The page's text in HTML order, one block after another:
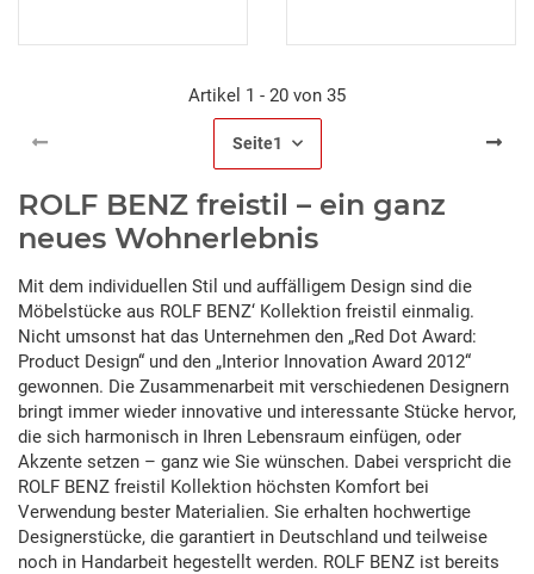
Artikel 1 - 20 von 35
Seite1
ROLF BENZ freistil – ein ganz
neues Wohnerlebnis
Mit dem individuellen Stil und auffälligem Design sind die
Möbelstücke aus ROLF BENZ‘ Kollektion freistil einmalig.
Nicht umsonst hat das Unternehmen den „Red Dot Award:
Product Design“ und den „Interior Innovation Award 2012“
gewonnen. Die Zusammenarbeit mit verschiedenen Designern
bringt immer wieder innovative und interessante Stücke hervor,
die sich harmonisch in Ihren Lebensraum einfügen, oder
Akzente setzen – ganz wie Sie wünschen. Dabei verspricht die
ROLF BENZ freistil Kollektion höchsten Komfort bei
Verwendung bester Materialien. Sie erhalten hochwertige
Designerstücke, die garantiert in Deutschland und teilweise
noch in Handarbeit hegestellt werden. ROLF BENZ ist bereits